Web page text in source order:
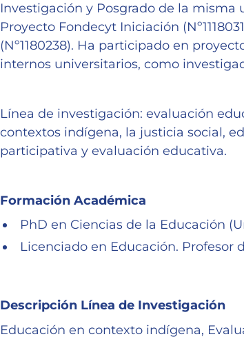
Investigación y Posgrado de la
Proyecto Fondecyt Iniciación
(Nº1180238). Ha participado en
internos universitarios, como
Línea de investigación: evaluación
contextos indígena, la justicia social,
participativa y evaluación educativa.
Formación Académica
PhD en Ciencias de la Educación
Licenciado en Educación. Profesor
Descripción Línea de Investigación
Educación en contexto indígena,